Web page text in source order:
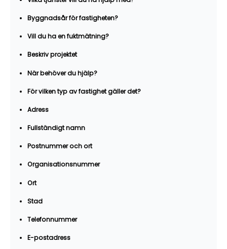
Byggnadsår för fastigheten?
Vill du ha en fuktmätning?
Beskriv projektet
När behöver du hjälp?
För vilken typ av fastighet gäller det?
Adress
Fullständigt namn
Postnummer och ort
Organisationsnummer
Ort
Stad
Telefonnummer
E-postadress